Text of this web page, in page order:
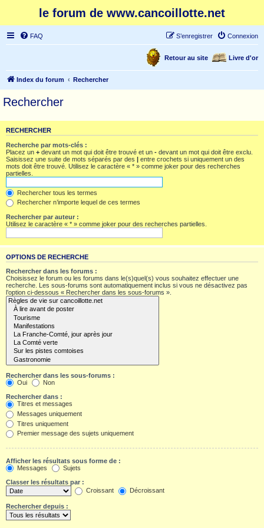
le forum de www.cancoillotte.net
FAQ Connexion
S’enregistrer
Livre d'or
Retour au site
Index du forum Rechercher
Rechercher
RECHERCHER
Recherche par mots-clés :
Placez un + devant un mot qui doit être trouvé et un - devant un mot qui doit être exclu.
Saisissez une suite de mots séparés par des | entre crochets si uniquement un des
mots doit être trouvé. Utilisez le caractère « * » comme joker pour des recherches
partielles.
Rechercher tous les termes
Rechercher n’importe lequel de ces termes
Rechercher par auteur :
Utilisez le caractère « * » comme joker pour des recherches partielles.
OPTIONS DE RECHERCHE
Rechercher dans les forums :
Choisissez le forum ou les forums dans le(s)quel(s) vous souhaitez effectuer une
recherche. Les sous-forums sont automatiquement inclus si vous ne désactivez pas
l’option ci-dessous « Rechercher dans les sous-forums ».
Rechercher dans les sous-forums :
Oui
Non
Rechercher dans :
Titres et messages
Messages uniquement
Titres uniquement
Premier message des sujets uniquement
Afficher les résultats sous forme de :
Messages
Sujets
Classer les résultats par :
Croissant
Décroissant
Rechercher depuis :